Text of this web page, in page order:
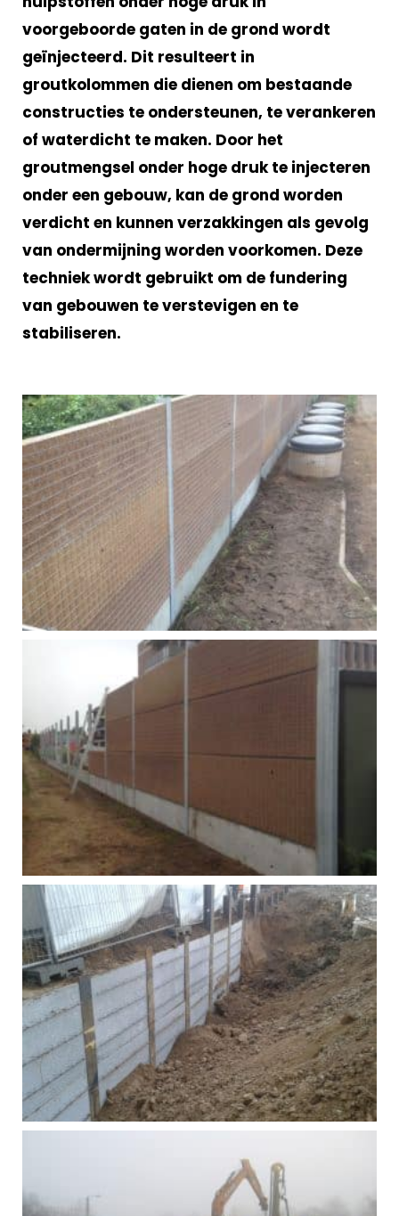
voorgeboorde gaten in de grond wordt
geïnjecteerd. Dit resulteert in
groutkolommen die dienen om bestaande
constructies te ondersteunen, te verankeren
of waterdicht te maken. Door het
groutmengsel onder hoge druk te injecteren
onder een gebouw, kan de grond worden
verdicht en kunnen verzakkingen als gevolg
van ondermijning worden voorkomen. Deze
techniek wordt gebruikt om de fundering
van gebouwen te verstevigen en te
stabiliseren.